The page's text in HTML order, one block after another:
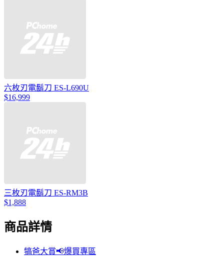
六枚刃電鬍刀 ES-L690U
$16,999
三枚刃電鬍刀 ES-RM3B
$1,888
商品詳情
犒爸大賞📢爆買專區